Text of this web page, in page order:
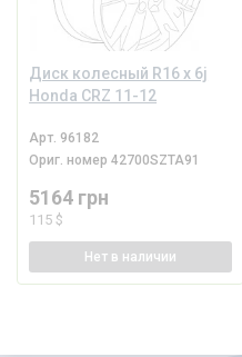
Диск колесный R16 x 6j
Honda CRZ 11-12
Арт. 96182
Ориг. номер42700SZTA91
5164 грн
115 $
Нет в наличии